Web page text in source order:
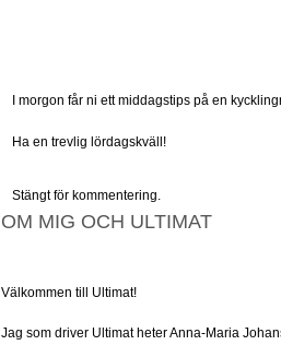
I morgon får ni ett middagstips på en
Ha en trevlig lördagskväll!
Stängt för kommentering.
OM MIG OCH ULTIMAT
Välkommen till Ultimat!
Jag som driver Ultimat heter Anna-Maria